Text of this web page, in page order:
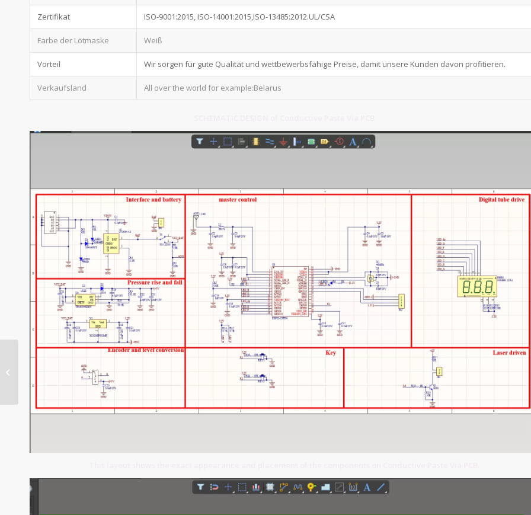
Zertifikat ISO-9001:2015, ISO-14001:2015,ISO-13485:2012.UL/CSA
Farbe der Lötmaske Weiß
Vorteil Wir sorgen für gute Qualität und wettbewerbsfähige Preise, damit unsere Kunden davon profitieren.
Verkaufsland All over the world for example:Belarus
Conductive Ink PCB